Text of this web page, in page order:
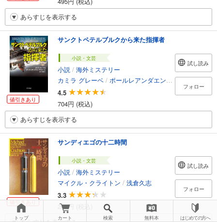
あらすじを表示する
値引きあり
サンクトペテルブルクから来た指揮者
小説・文芸
小説 / 海外ミステリー
カミラ グレーベ / ポールレアンダエングストレーム /
4.5
704円 (税込)
試し読み
フォロー
あらすじを表示する
値引きあり
サンディエゴの十二時間
小説・文芸
小説 / 海外ミステリー
マイクル・クライトン / 浅倉久志
3.3
247円 (税込)
試し読み
フォロー
トップ カート 検索 無料本 はじめての方へ